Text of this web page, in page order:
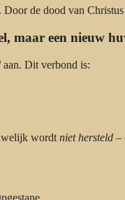
de dood van
maar een nieuw
aan. Dit verbond is:
wordt niet hersteld –